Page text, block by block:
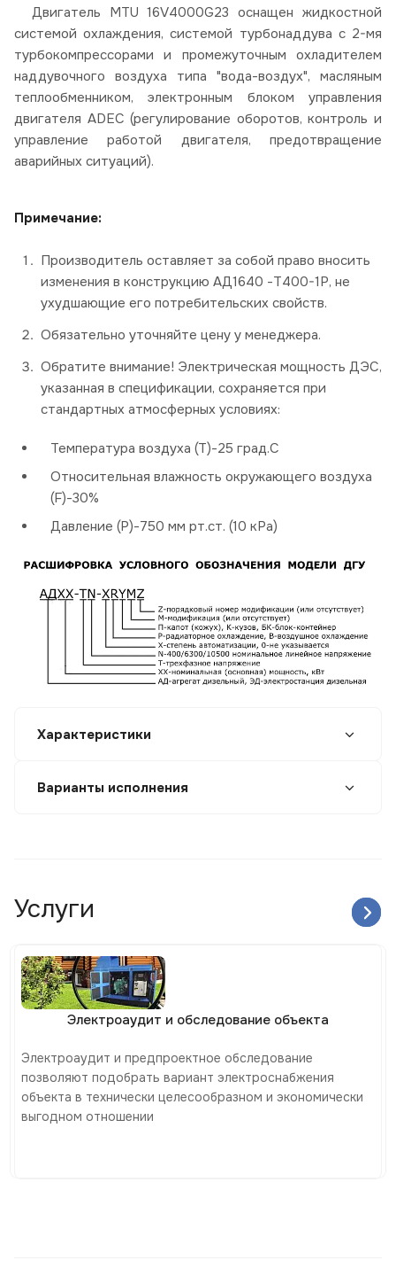
Двигатель MTU 16V4000G23 оснащен жидкостной
системой охлаждения, системой турбонаддува с 2-мя
турбокомпрессорами и промежуточным охладителем
наддувочного воздуха типа "вода-воздух", масляным
теплообменником, электронным блоком управления
двигателя ADEС (регулирование оборотов, контроль и
управление работой двигателя, предотвращение
аварийных ситуаций).
Примечание:
Производитель оставляет за собой право вносить
изменения в конструкцию АД1640 -Т400-1Р, не
ухудшающие его потребительских свойств.
Обязательно уточняйте цену у менеджера.
Обратите внимание! Электрическая мощность ДЭС,
указанная в спецификации, сохраняется при
стандартных атмосферных условиях:
Температура воздуха (Т)-25 град.С
Относительная влажность окружающего воздуха
(F)-30%
Давление (P)-750 мм рт.ст. (10 кРа)
Характеристики
Варианты исполнения
Услуги
Электроаудит и обследование объекта
Электроаудит и предпроектное обследование
позволяют подобрать вариант электроснабжения
объекта в технически целесообразном и экономически
выгодном отношении